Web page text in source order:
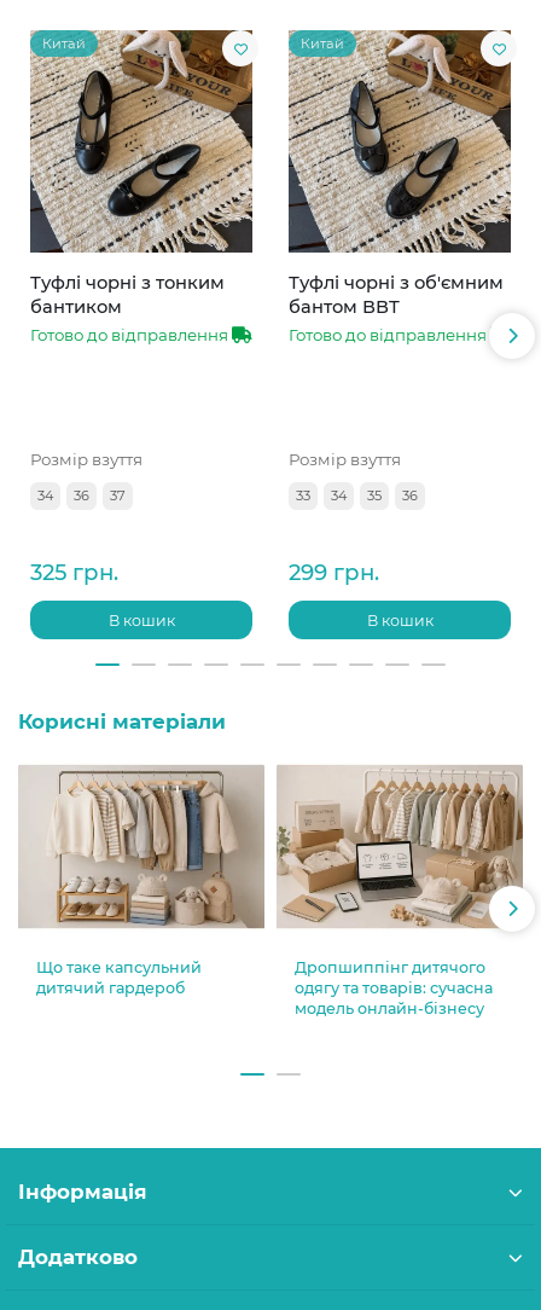
Китай
Туфлі чорні з тонким
бантиком
Готово до відправлення
Розмір взуття
34 36 37
325 грн.
В кошик
Китай
Туфлі чорні з об'ємним
бантом ВВТ
Готово до відправлення
Розмір взуття
33 34 35 36
299 грн.
В кошик
Корисні матеріали
Що таке капсульний
дитячий гардероб
Дропшиппінг дитячого
одягу та товарів: сучасна
модель онлайн-бізнесу
Інформація
Додатково